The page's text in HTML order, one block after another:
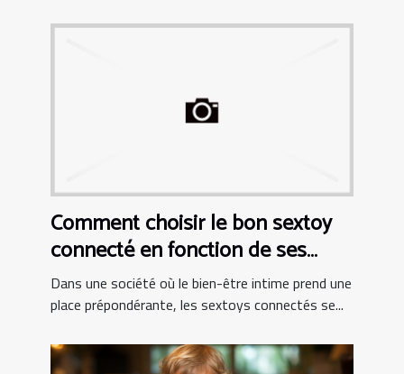
Comment choisir le bon sextoy
connecté en fonction de ses
besoins personnels
Dans une société où le bien-être intime prend une
place prépondérante, les sextoys connectés se...